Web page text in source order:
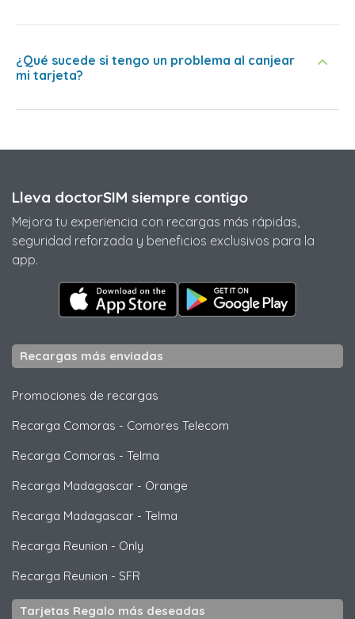
¿Qué sucede si tengo un problema al canjear
mi tarjeta?
Lleva doctorSIM siempre contigo
Mejora tu experiencia con recargas más rápidas,
seguridad reforzada y beneficios exclusivos para la
app.
Recargas más enviadas
Promociones de recargas
Recarga Comoras - Comores Telecom
Recarga Comoras - Telma
Recarga Madagascar - Orange
Recarga Madagascar - Telma
Recarga Reunion - Only
Recarga Reunion - SFR
Tarjetas Regalo más deseadas